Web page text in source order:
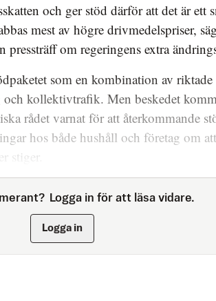
och ger stöd därför att det är ett
mest av högre drivmedelspriser,
pressträff om regeringens extra
som en kombination av riktade
kollektivtrafik. Men beskedet
rådet varnat för att återkommande
hos både hushåll och företag om
stiger.
Logga in för att läsa vidare.
Logga in